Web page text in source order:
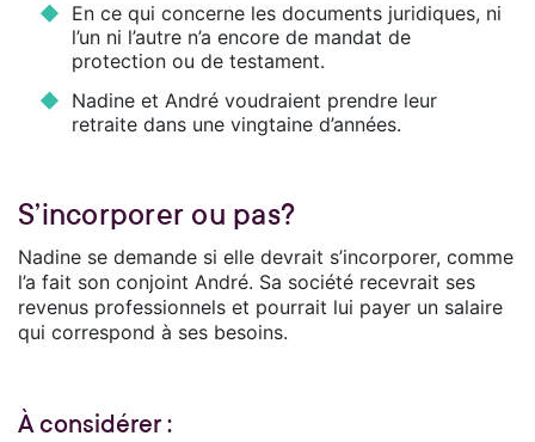
En ce qui concerne les documents juridiques, ni
l’un ni l’autre n’a encore de mandat de
protection ou de testament.
Nadine et André voudraient prendre leur
retraite dans une vingtaine d’années.
S’incorporer ou pas?
Nadine se demande si elle devrait s’incorporer, comme
l’a fait son conjoint André. Sa société recevrait ses
revenus professionnels et pourrait lui payer un salaire
qui correspond à ses besoins.
À considérer :